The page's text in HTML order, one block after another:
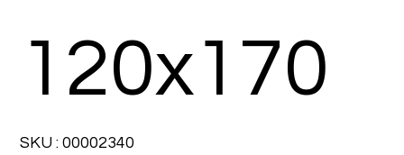
120x170
SKU : SKU
00002340
00002340